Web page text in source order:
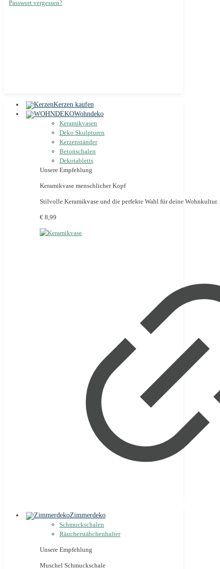
Passwort vergessen?
Kerzen kaufen
Wohndeko
Keramikvasen
Deko Skulpturen
Kerzenständer
Betonschalen
Dekotabletts
Unsere Empfehlung
Keramikvase menschlicher Kopf
Stilvolle Keramikvase und die perfekte Wahl für deine Wohnkultur.
€ 8,99
Zimmerdeko
Schmuckschalen
Räucherstäbchenhalter
Unsere Empfehlung
Muschel Schmuckschale